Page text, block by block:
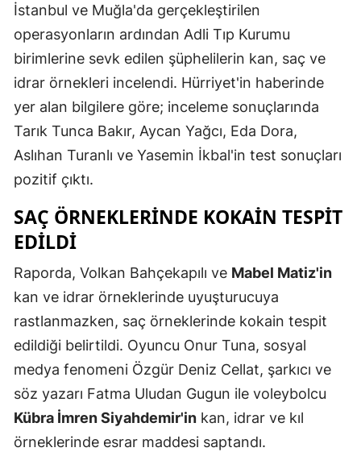
Gaziantep
Giresun
Gümüşhane
Hakkari
Isparta
İstanbul
İzmir
Kars
Kayseri
İstanbul ve Muğla'da gerçekleştirilen
operasyonların ardından Adli Tıp Kurumu
birimlerine sevk edilen şüphelilerin kan, saç ve
idrar örnekleri incelendi. Hürriyet'in haberinde
yer alan bilgilere göre; inceleme sonuçlarında
Tarık Tunca Bakır, Aycan Yağcı, Eda Dora,
Aslıhan Turanlı ve Yasemin İkbal'in test sonuçları
pozitif çıktı.
SAÇ ÖRNEKLERINDE KOKAIN TESPIT
EDILDI
Raporda, Volkan Bahçekapılı ve Mabel Matiz'in
kan ve idrar örneklerinde uyuşturucuya
rastlanmazken, saç örneklerinde kokain tespit
edildiği belirtildi. Oyuncu Onur Tuna, sosyal
medya fenomeni Özgür Deniz Cellat, şarkıcı ve
söz yazarı Fatma Uludan Gugun ile voleybolcu
Kübra İmren Siyahdemir'in kan, idrar ve kıl
örneklerinde esrar maddesi saptandı.